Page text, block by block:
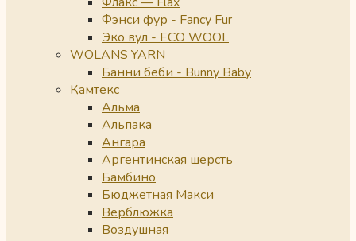
Фэнси фур - Fancy Fur
Эко вул - ECO WOOL
WOLANS YARN
Банни беби - Bunny Baby
Камтекс
Альма
Альпака
Ангара
Аргентинская шерсть
Бамбино
Бюджетная Макси
Верблюжка
Воздушная